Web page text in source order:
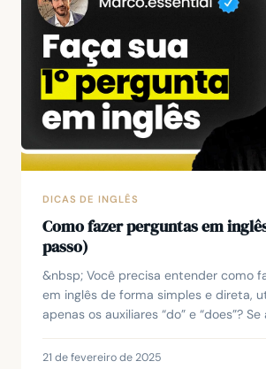
DICAS DE INGLÊS
Como fazer perguntas em
passo)
&nbsp; Você precisa entender como
em inglês de forma simples e direta,
apenas os auxiliares “do” e “does”?
21 de fevereiro de 2025